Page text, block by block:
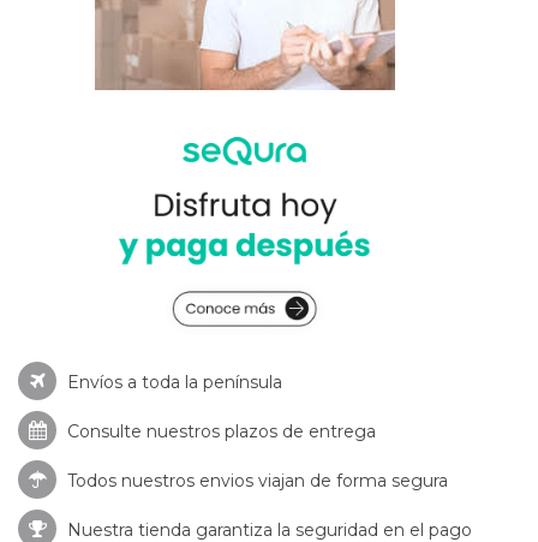
Envíos a toda la península
Consulte nuestros plazos de entrega
Todos nuestros envios viajan de forma segura
Nuestra tienda garantiza la seguridad en el pago